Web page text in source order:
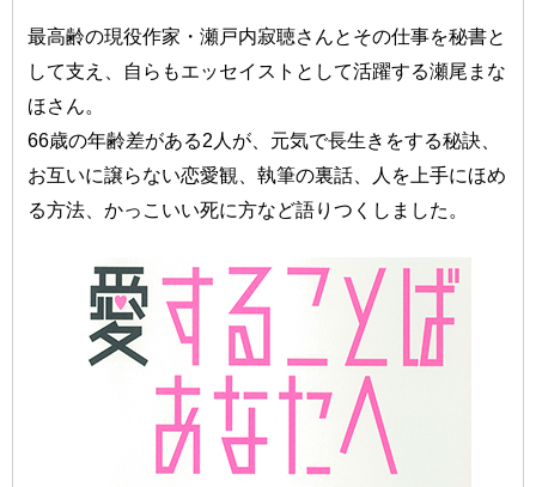
最高齢の現役作家・瀬戸内寂聴さんとその仕事を秘書と
して支え、自らもエッセイストとして活躍する瀬尾まな
ほさん。
66歳の年齢差がある2人が、元気で長生きをする秘訣、
お互いに譲らない恋愛観、執筆の裏話、人を上手にほめ
る方法、かっこいい死に方など語りつくしました。